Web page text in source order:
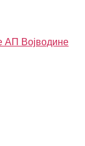
АП Војводине